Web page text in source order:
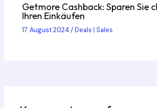
Getmore Cashback: Sparen Sie
Ihren Einkäufen
17. August 2024/Deals | Sales